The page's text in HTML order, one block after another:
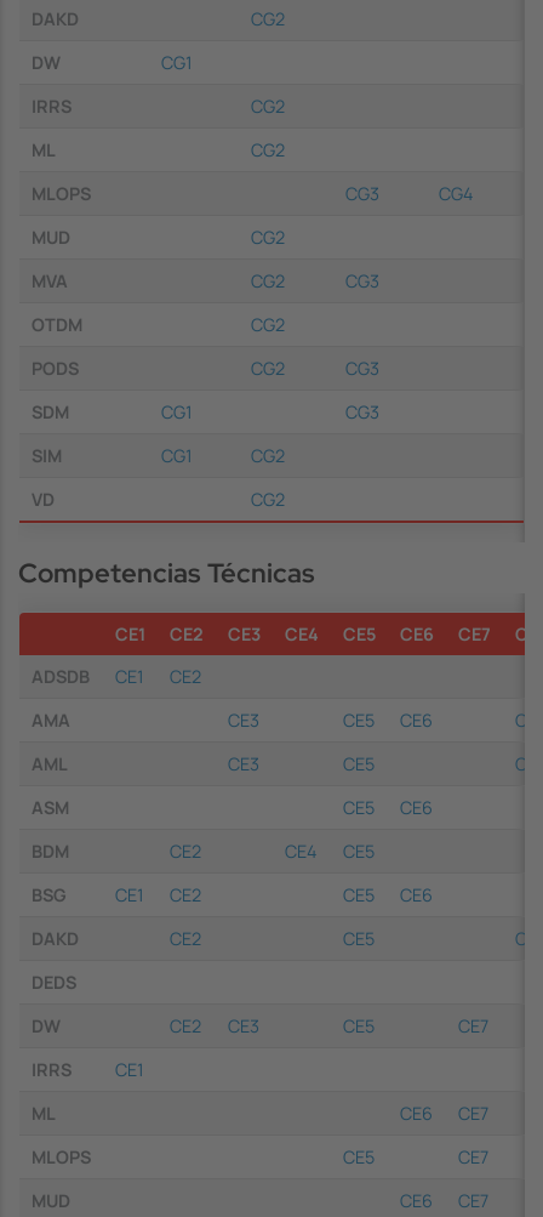
DAKD
CG2
DW
CG1
IRRS
CG2
ML
CG2
MLOPS
CG3
CG4
MUD
CG2
MVA
CG2
CG3
OTDM
CG2
PODS
CG2
CG3
SDM
CG1
CG3
SIM
CG1
CG2
VD
CG2
Competencias Técnicas
CE1 CE2 CE3 CE4 CE5 CE6 CE7
ADSDB
CE1
CE2
AMA
CE3 CE5 CE6
AML
CE3 CE5
ASM
CE5
CE6
BDM
CE2 CE4
CE5
BSG
CE1 CE2 CE5
CE6
DAKD
CE2 CE5
DEDS
DW
CE2 CE3 CE5
CE7
IRRS
CE1
ML
CE6
CE7
MLOPS
CE5
CE7
MUD
CE6
CE7